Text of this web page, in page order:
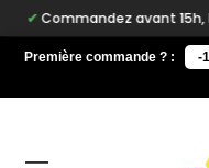
avant 15h, livré
Première commande ? : -